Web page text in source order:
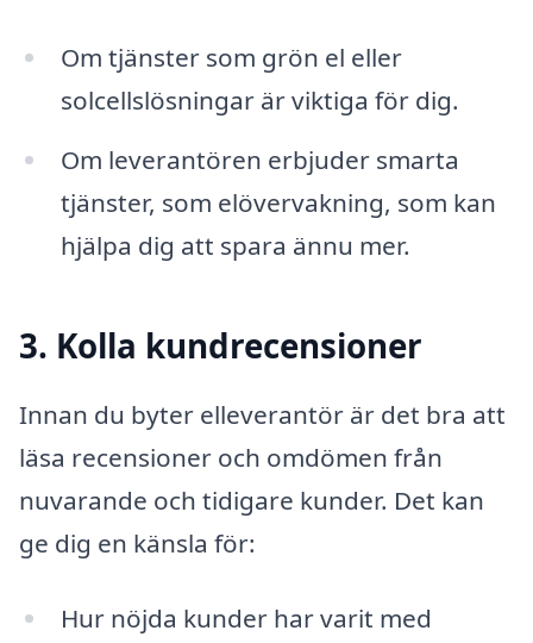
Om tjänster som grön el eller
solcellslösningar är viktiga för dig.
Om leverantören erbjuder smarta
tjänster, som elövervakning, som kan
hjälpa dig att spara ännu mer.
3. Kolla kundrecensioner
Innan du byter elleverantör är det bra att
läsa recensioner och omdömen från
nuvarande och tidigare kunder. Det kan
ge dig en känsla för:
Hur nöjda kunder har varit med